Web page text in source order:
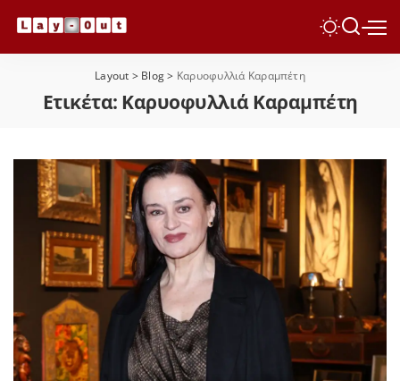
Layout > Blog> Καρυοφυλλιά Καραμπέτη
Ετικέτα: Καρυοφυλλιά Καραμπέτη